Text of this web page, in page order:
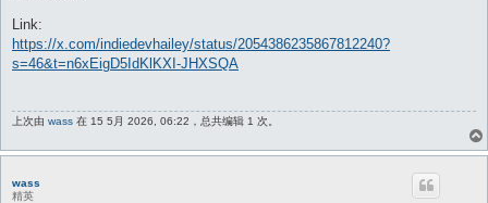
Link:
https://x.com/indiedevhailey/status/2054386235867812240?
s=46&t=n6xEigD5IdKlKXI-JHXSQA
上次由 wass 在 15 5月 2026, 06:22，总共编辑 1 次。
wass
精英